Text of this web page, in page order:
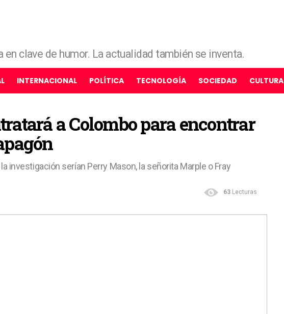
clave de humor. La actualidad también se inventa.
INTERNACIONAL POLÍTICA TECNOLOGÍA SOCIEDAD CULTURA
a Colombo para encontrar
investigación serían Perry Mason, la señorita Marple o Fray
63 Lecturas